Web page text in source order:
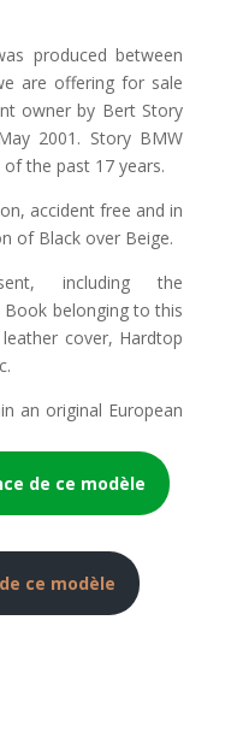
produced between
are offering for sale
owner by Bert Story
2001. Story BMW
the past 17 years.
accident free and in
of Black over Beige.
including the
belonging to this
cover, Hardtop
an original European
de ce modèle
ce modèle